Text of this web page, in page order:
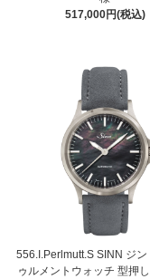
517,000円(税込)
556.I.Perlmutt.S SINN ジン
ゥルメントウォッチ 型押